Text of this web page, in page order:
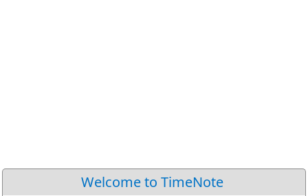
Welcome to TimeNote